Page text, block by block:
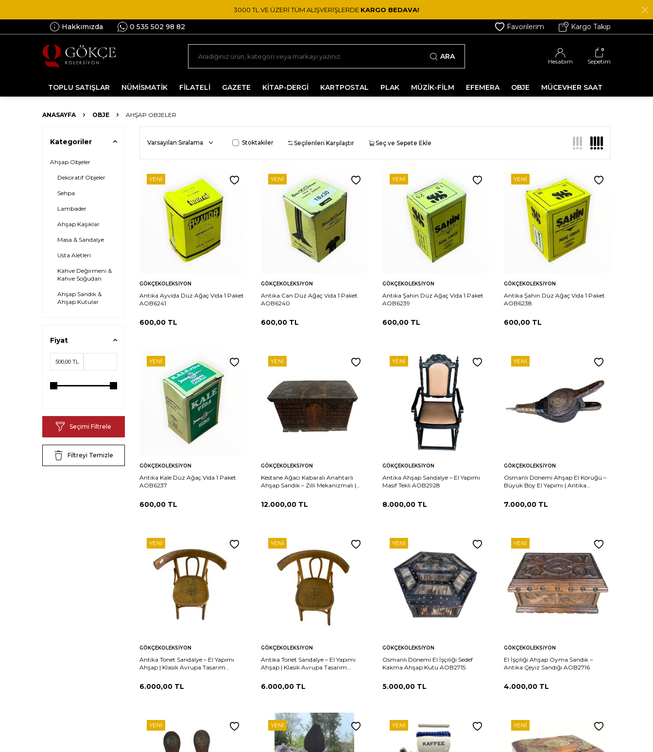
3000 TL VE ÜZERİ TÜM ALIŞVERİŞLERDE KARGO BEDAVA!
Hakkımızda 0 535 502 98 82 Favorilerim Kargo Takip
ARA
Hesabım
0
Sepetim
TOPLU SATIŞLAR NÜMİSMATİK FİLATELİ GAZETE KİTAP-DERGİ KARTPOSTAL PLAK MÜZİK-FİLM EFEMERA OBJE MÜCEVHER SAAT
ANASAYFA OBJE AHŞAP OBJELER
Kategoriler
Ahşap Objeler
Dekoratif Objeler
Sehpa
Lambader
Ahşap Kaşıklar
Masa & Sandalye
Usta Aletleri
Kahve Değirmeni &
Kahve Soğudan
Ahşap Sandık &
Ahşap Kutular
Fiyat
Seçimi Filtrele
Filtreyi Temizle
Stoktakiler Seçilenleri Karşılaştır Seç ve Sepete Ekle
YENI
Sepete
Ekle
GÖKÇEKOLEKSIYON
Antika Ayvida Düz Ağaç Vida 1 Paket
AOB6241
600,00 TL
YENI
Sepete
Ekle
GÖKÇEKOLEKSIYON
Antika Can Düz Ağaç Vida 1 Paket
AOB6240
600,00 TL
YENI
Sepete
Ekle
GÖKÇEKOLEKSIYON
Antika Şahin Düz Ağaç Vida 1 Paket
AOB6239
600,00 TL
YENI
Sepete
Ekle
GÖKÇEKOLEKSIYON
Antika Şahin Düz Ağaç Vida 1 Paket
AOB6238
600,00 TL
YENI
Sepete
Ekle
GÖKÇEKOLEKSIYON
Antika Kale Düz Ağaç Vida 1 Paket
AOB6237
600,00 TL
YENI
Sepete
Ekle
GÖKÇEKOLEKSIYON
Kestane Ağacı Kabaralı Anahtarlı
Ahşap Sandık – Zilli Mekanizmalı |
12.000,00 TL
YENI
Sepete
Ekle
GÖKÇEKOLEKSIYON
Antika Ahşap Sandalye – El Yapımı
Masif Tekli AOB2928
8.000,00 TL
YENI
Sepete
Ekle
GÖKÇEKOLEKSIYON
Osmanlı Dönemi Ahşap El Körüğü –
Büyük Boy El Yapımı | Antika
7.000,00 TL
YENI
Sepete
Ekle
GÖKÇEKOLEKSIYON
Antika Tonet Sandalye – El Yapımı
Ahşap | Klasik Avrupa Tasarım
6.000,00 TL
YENI
Sepete
Ekle
GÖKÇEKOLEKSIYON
Antika Tonet Sandalye – El Yapımı
Ahşap | Klasik Avrupa Tasarım
6.000,00 TL
YENI
Sepete
Ekle
GÖKÇEKOLEKSIYON
Osmanlı Dönemi El İşçiliği Sedef
Kakma Ahşap Kutu AOB2715
5.000,00 TL
YENI
Sepete
Ekle
GÖKÇEKOLEKSIYON
El İşçiliği Ahşap Oyma Sandık –
Antika Çeyiz Sandığı AOB2716
4.000,00 TL
YENI YENI YENI YENI